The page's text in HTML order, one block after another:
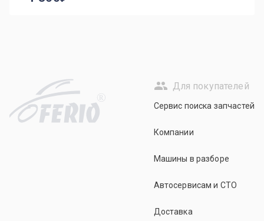
R
Для покупателей
Сервис поиска запчастей
Компании
Машины в разборе
Автосервисам и СТО
Доставка